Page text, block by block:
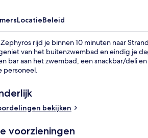
LocatieBeleid
rijd je binnen 10 minuten naar
van het buitenzwembad en eindig je
bar aan het zwembad, een snackbar/deli
personeel.
bekijken
voorzieningen